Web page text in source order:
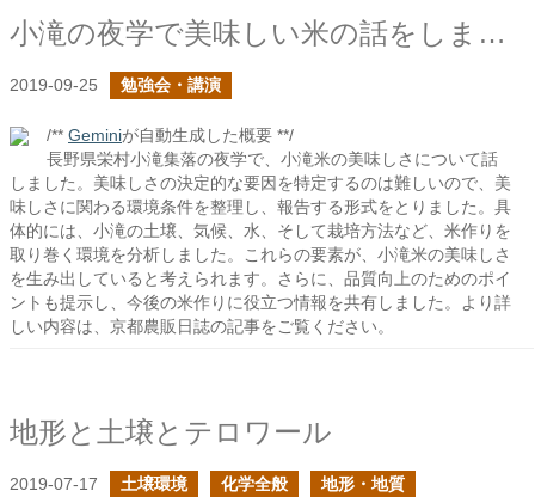
小滝の夜学で美味しい米の話をしました
2019-09-25 勉強会・講演
/** Geminiが自動生成した概要 **/
長野県栄村小滝集落の夜学で、小滝米の美味しさについて話
しました。美味しさの決定的な要因を特定するのは難しいので、美
味しさに関わる環境条件を整理し、報告する形式をとりました。具
体的には、小滝の土壌、気候、水、そして栽培方法など、米作りを
取り巻く環境を分析しました。これらの要素が、小滝米の美味しさ
を生み出していると考えられます。さらに、品質向上のためのポイ
ントも提示し、今後の米作りに役立つ情報を共有しました。より詳
しい内容は、京都農販日誌の記事をご覧ください。
地形と土壌とテロワール
2019-07-17 土壌環境 化学全般 地形・地質